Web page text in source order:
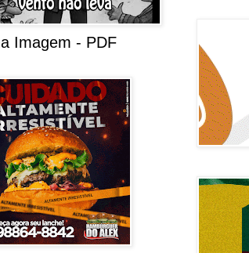
Imagem - PDF